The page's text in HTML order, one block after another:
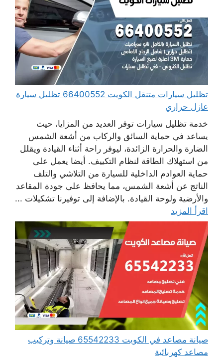
تظليل سيارات متنقل الكويت 66400552 تظليل سيارة
عازل حراري
خدمة تظليل سيارات توفر العديد من المزايا، حيث
يساعد في حماية السائق والركاب من أشعة الشمس
الضارة والحرارة الزائدة، ليوفر راحة أثناء القيادة ويقلل
من استهلاك الطاقة لنظام التكييف. أيضا يعمل على
حماية العوادم الداخلية للسيارة من التلاشي والتلف
الناتج عن أشعة الشمس، مما يحافظ على جودة المقاعد
والأرضية ولوحة القيادة. بالإضافة إلى توفيرنا تشكيلات ...
اقرأ المزيد
صيانة مصاعد في الكويت 65542233 صيانة وتركيب
مصاعد كهربائية